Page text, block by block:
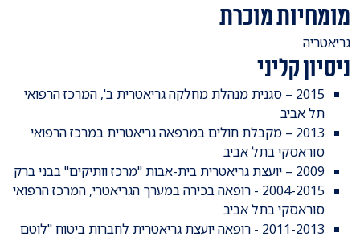
מומחיות מוכרת
גריאטריה
ניסיון קליני
2015 – סגנית מנהלת מחלקה גריאטרית ב', המרכז הרפואי
תל אביב
2013 – מקבלת חולים במרפאה גריאטרית במרכז הרפואי
סוראסקי בתל אביב
2009 – יועצת גריאטרית בית-אבות "מרכז וותיקים" בבני ברק
2004-2015 - רופאה בכירה במערך הגריאטרי, המרכז הרפואי
סוראסקי בתל אביב
2011-2013 - רופאה יועצת גריאטרית לחברות ביטוח "לוטם